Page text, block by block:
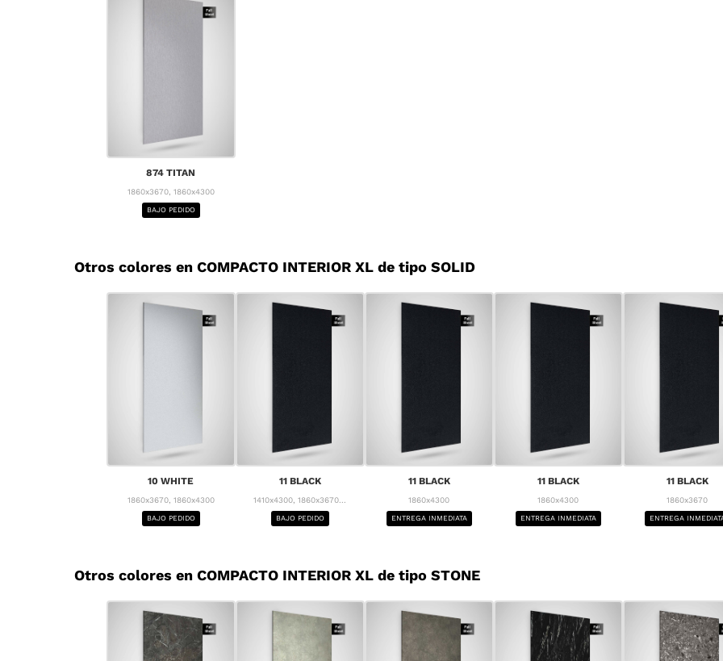
874 TITAN
1860x3670, 1860x4300
BAJO PEDIDO
Otros colores en COMPACTO INTERIOR XL de tipo SOLID
10 WHITE
1860x3670, 1860x4300
BAJO PEDIDO
11 BLACK
1410x4300, 1860x3670...
BAJO PEDIDO
11 BLACK
1860x4300
ENTREGA INMEDIATA
11 BLACK
1860x4300
ENTREGA INMEDIATA
11 BLACK
1860x3670
ENTREGA
Otros colores en COMPACTO INTERIOR XL de tipo STONE